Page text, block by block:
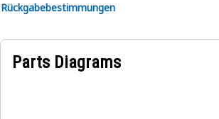
Rückgabebestimmungen
Parts Diagrams